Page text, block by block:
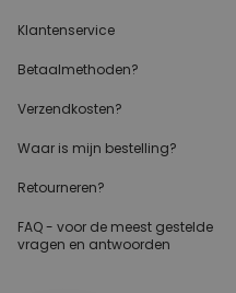
Klantenservice
Betaalmethoden?
Verzendkosten?
Waar is mijn bestelling?
Retourneren?
FAQ - voor de meest gestelde
vragen en antwoorden